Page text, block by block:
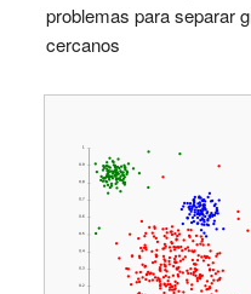
problemas para separar
cercanos